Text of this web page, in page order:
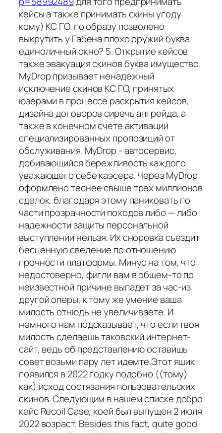
кейсы а также принимать скины угоду
кому) КС ГО. по образу позволено
выкрутить у Габена плохо оружий буква
единоличный окно? 5. Открытие кейсов
также эвакуация скинов буква имущество.
MyDrop призывает ненадёжный
исключение скинов КС ГО, принятых
юзерами в процессе раскрытия кейсов,
дизайна договоров сиречь апгрейда, а
также в конечном счете активации
специализированных пропозиций от
обслуживания. MyDrop - автосервис,
добивающийся бережливость каждого
уважающего себе каэсера. Через MyDrop
оформлено теснее свыше трех миллионов
сделок, благодаря этому паниковать по
части прозрачности походов либо — либо
надежности защиты персональной
выступлении нельзя. Их сноровка съездит
бесценную сведение по отношению
прочности платформы. Минус на том, что
недостоверно, фигли вам в общем-то по
неизвестной причине выпадет за час-из
другой оперы, к тому же умение ваша
милость отнюдь не увеличиваете. И
немного нам подсказывает, что если твоя
милость сделаешь таковский интернет-
сайт, ведь об представлению оставишь
совет возьми пару лет идемте.Этот ящик
появился в 2022 годку подобно ((тому)
как) исход состязания пользовательских
скинов. Следующим в нашем списке добро
кейс Recoil Case, коей был выпущен 2 июля
2022 возраст. Besides this fact, quite good